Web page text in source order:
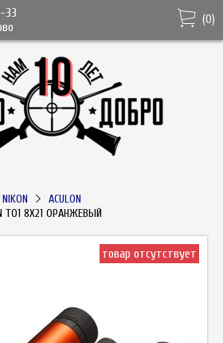
33
(0)
NIKON
ACULON
T01 8X21 ОРАНЖЕВЫЙ
товар отсутствует